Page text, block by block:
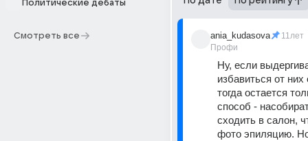
Политические дебаты
Смотреть все ania_kudasova
Профи
11лет
Ну, если
избавиться от
тогда остается
способ -
сходить в салон,
фото эпиляцию.